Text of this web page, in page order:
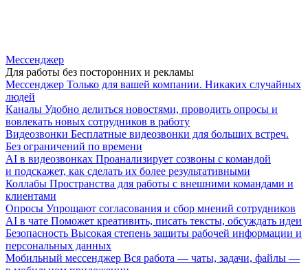
Мессенджер
Для работы без посторонних и рекламы
Мессенджер Только для вашей компании. Никаких случайных
людей
Каналы Удобно делиться новостями, проводить опросы и
вовлекать новых сотрудников в работу
Видеозвонки Бесплатные видеозвонки для больших встреч.
Без ограничений по времени
AI в видеозвонках Проанализирует созвоны с командой
и подскажет, как сделать их более результативными
Коллабы Пространства для работы с внешними командами и
клиентами
Опросы Упрощают согласования и сбор мнений сотрудников
AI в чате Поможет креативить, писать тексты, обсуждать идеи
Безопасность Высокая степень защиты рабочей информации и
персональных данных
Мобильный мессенджер Вся работа — чаты, задачи, файлы —